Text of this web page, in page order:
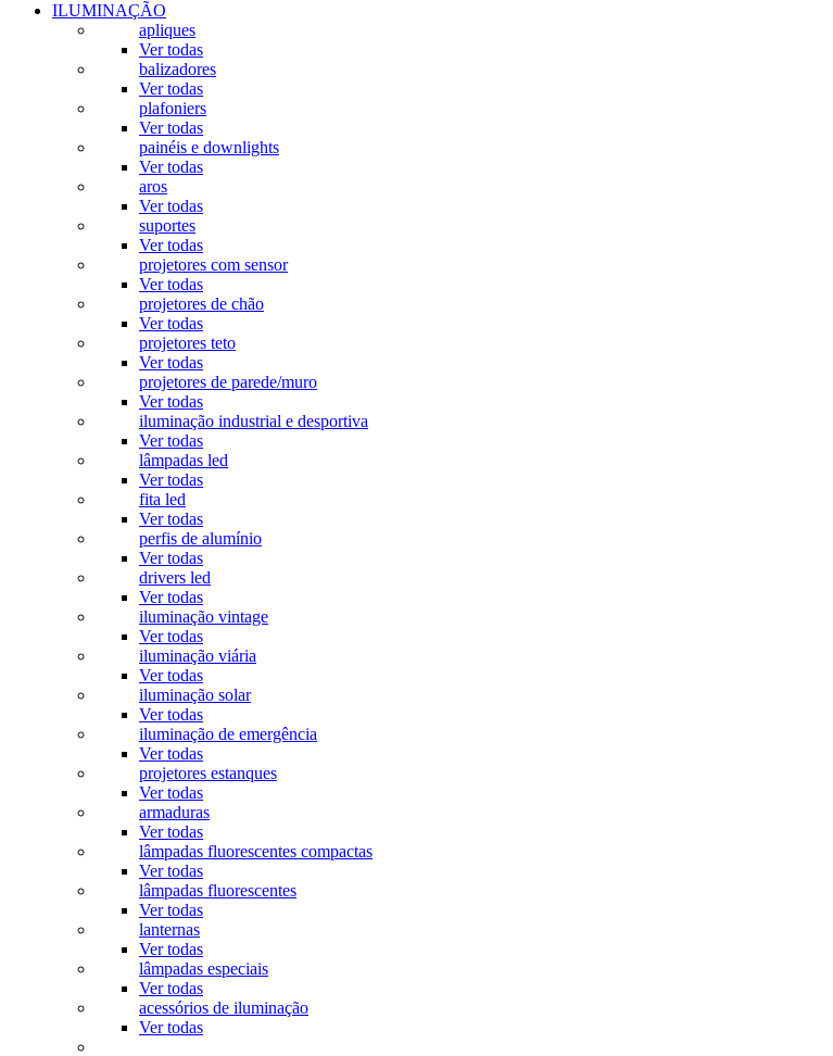
ILUMINAÇÃO
apliques
Ver todas
balizadores
Ver todas
plafoniers
Ver todas
painéis e downlights
Ver todas
aros
Ver todas
suportes
Ver todas
projetores com sensor
Ver todas
projetores de chão
Ver todas
projetores teto
Ver todas
projetores de parede/muro
Ver todas
iluminação industrial e desportiva
Ver todas
lâmpadas led
Ver todas
fita led
Ver todas
perfis de alumínio
Ver todas
drivers led
Ver todas
iluminação vintage
Ver todas
iluminação viária
Ver todas
iluminação solar
Ver todas
iluminação de emergência
Ver todas
projetores estanques
Ver todas
armaduras
Ver todas
lâmpadas fluorescentes compactas
Ver todas
lâmpadas fluorescentes
Ver todas
lanternas
Ver todas
lâmpadas especiais
Ver todas
acessórios de iluminação
Ver todas